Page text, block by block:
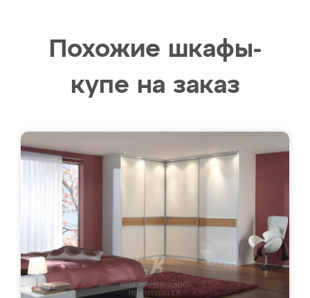
Похожие шкафы-
купе на заказ